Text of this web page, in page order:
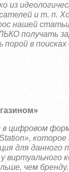
и т.
нашей
получать
порой в
цифровом
для
чем